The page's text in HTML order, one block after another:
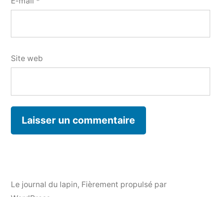
Site web
Le journal du lapin, Fièrement propulsé par